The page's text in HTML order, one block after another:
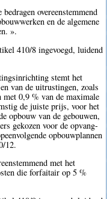
overeenstemmend
en de algemene
».
410/8 ingevoegd, luidend
stemt het
van de uitrustingen, zoals
0,9 % van de maximale
de juiste prijs, voor het
opbouw van de gebouwen,
gekozen voor de opvang-
opbouwplannen
12.
met het
die forfaitair op 5 %